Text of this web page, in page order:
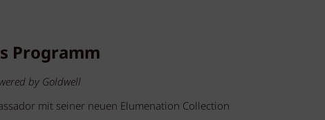
Programm
by Goldwell
mit seiner neuen Elumenation Collection